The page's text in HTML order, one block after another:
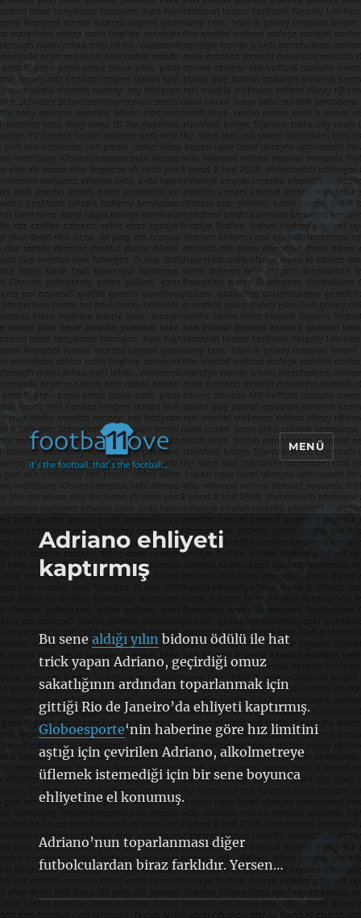
footbaLLove
MENÜ
Adriano ehliyeti
kaptırmış
Bu sene aldığı yılın bidonu ödülü ile hat
trick yapan Adriano, geçirdiği omuz
sakatlığının ardından toparlanmak için
gittiği Rio de Janeiro’da ehliyeti kaptırmış.
Globoesporte‘nin haberine göre hız limitini
aştığı için çevirilen Adriano, alkolmetreye
üflemek istemediği için bir sene boyunca
ehliyetine el konumuş.
Adriano’nun toparlanması diğer
futbolculardan biraz farklıdır. Yersen…